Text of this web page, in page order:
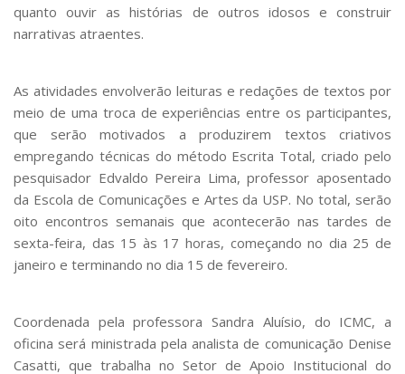
quanto ouvir as histórias de outros idosos e construir
narrativas atraentes.
As atividades envolverão leituras e redações de textos por
meio de uma troca de experiências entre os participantes,
que serão motivados a produzirem textos criativos
empregando técnicas do método Escrita Total, criado pelo
pesquisador Edvaldo Pereira Lima, professor aposentado
da Escola de Comunicações e Artes da USP. No total, serão
oito encontros semanais que acontecerão nas tardes de
sexta-feira, das 15 às 17 horas, começando no dia 25 de
janeiro e terminando no dia 15 de fevereiro.
Coordenada pela professora Sandra Aluísio, do ICMC, a
oficina será ministrada pela analista de comunicação Denise
Casatti, que trabalha no Setor de Apoio Institucional do